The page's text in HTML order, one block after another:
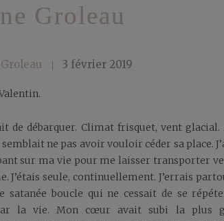
Groleau
3 février 2019
de débarquer. Climat frisquet, vent
ne pas avoir vouloir céder sa place.
sur ma vie pour me laisser transporter
J’étais seule, continuellement. J’errais
satanée boucle qui ne cessait de se
la vie. Mon cœur avait subi la plus